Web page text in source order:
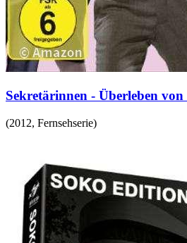
Sekretärinnen - Überleben von
(2012, Fernsehserie)